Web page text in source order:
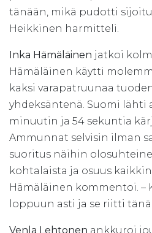
tänään, mikä pudotti
Heikkinen harmitteli.
Inka Hämäläinen jatkoi
Hämäläinen käytti
kaksi varapatruunaa
yhdeksäntenä. Suomi lähti
minuutin ja 54 sekuntia
Ammunnat selvisin ilman
suoritus näihin
kohtalaista ja osuus
Hämäläinen kommentoi. –
loppuun asti ja se riitti
Venla Lehtonen ankkuroi